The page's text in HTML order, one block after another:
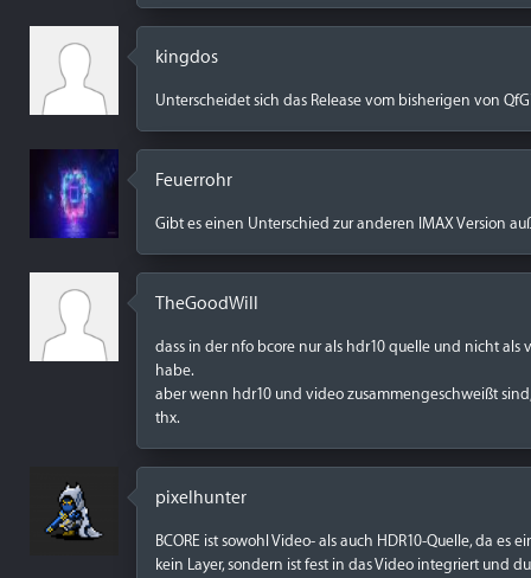
kingdos
Unterscheidet sich das Release vom bisherigen von
Feuerrohr
Gibt es einen Unterschied zur anderen IMAX Version
TheGoodWill
dass in der nfo bcore nur als hdr10 quelle und nicht
habe.
aber wenn hdr10 und video zusammengeschweißt
thx.
pixelhunter
BCORE ist sowohl Video- als auch HDR10-Quelle, da es
kein Layer, sondern ist fest in das Video integriert und